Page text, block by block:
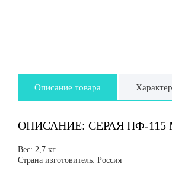
Описание товара
ОПИСАНИЕ: СЕРАЯ ПФ-115
Вес: 2,7 кг
Страна изготовитель: Россия